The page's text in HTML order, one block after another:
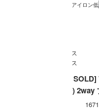
[THANK
テクール) 2way